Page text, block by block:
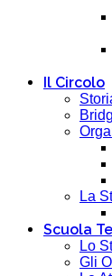
Il Circolo
La
Scuola
Lo
Gli